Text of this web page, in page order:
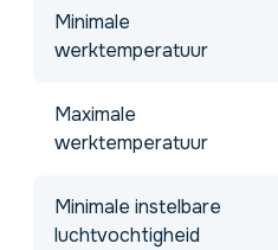
Minimale
werktemperatuur
Maximale
werktemperatuur
Minimale instelbare
luchtvochtigheid